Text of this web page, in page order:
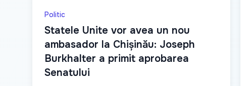
Politic
Statele Unite vor avea un nou
ambasador la Chișinău: Joseph
Burkhalter a primit aprobarea
Senatului